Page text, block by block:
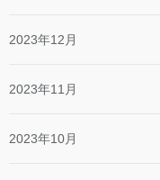
2023年12月
2023年11月
2023年10月